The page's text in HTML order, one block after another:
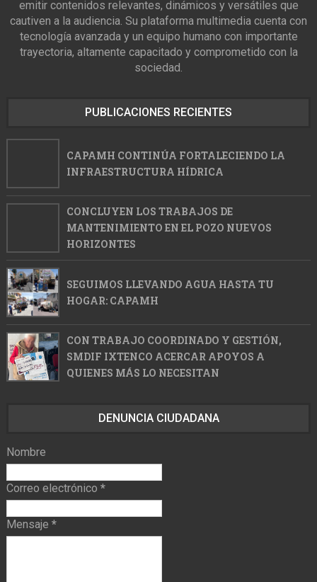
emitir contenidos relevantes, dinámicos y versátiles que
cautiven a la audiencia. Su plataforma multimedia cuenta con
tecnología avanzada y un equipo humano con importante
trayectoria, altamente capacitado y comprometido con la
sociedad.
PUBLICACIONES RECIENTES
CAPAMH CONTINÚA FORTALECIENDO LA
INFRAESTRUCTURA HÍDRICA
CONCLUYEN LOS TRABAJOS DE
MANTENIMIENTO EN EL POZO NUEVOS
HORIZONTES
SEGUIMOS LLEVANDO AGUA HASTA TU
HOGAR: CAPAMH
CON TRABAJO COORDINADO Y GESTIÓN,
SMDIF IXTENCO ACERCAR APOYOS A
QUIENES MÁS LO NECESITAN
DENUNCIA CIUDADANA
Nombre
Correo electrónico *
Mensaje *